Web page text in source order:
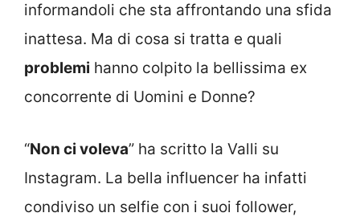
informandoli che sta affrontando una sfida
inattesa. Ma di cosa si tratta e quali
problemi hanno colpito la bellissima ex
concorrente di Uomini e Donne?
“Non ci voleva” ha scritto la Valli su
Instagram. La bella influencer ha infatti
condiviso un selfie con i suoi follower,